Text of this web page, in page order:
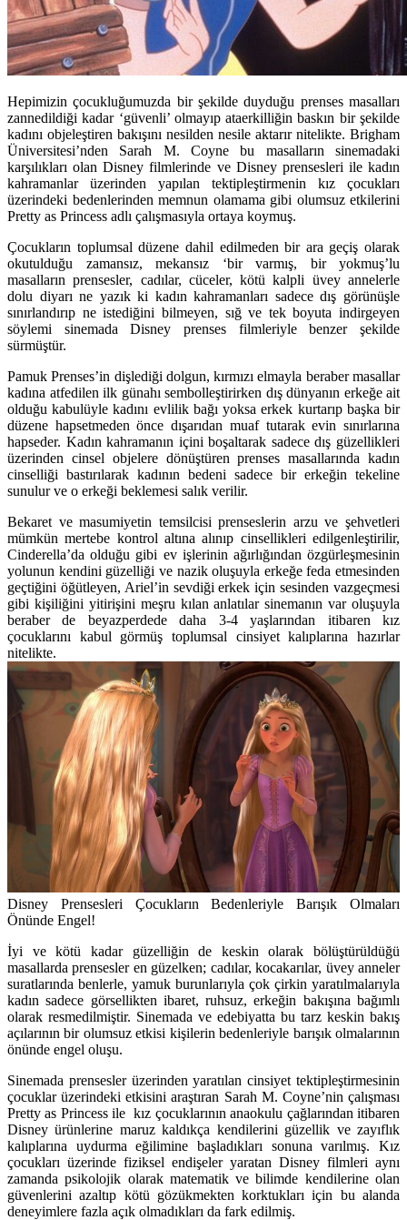
Hepimizin çocukluğumuzda bir şekilde duyduğu prenses masalları
zannedildiği kadar ‘güvenli’ olmayıp ataerkilliğin baskın bir şekilde
kadını objeleştiren bakışını nesilden nesile aktarır nitelikte. Brigham
Üniversitesi’nden Sarah M. Coyne bu masalların sinemadaki
karşılıkları olan Disney filmlerinde ve Disney prensesleri ile kadın
kahramanlar üzerinden yapılan tektipleştirmenin kız çocukları
üzerindeki bedenlerinden memnun olamama gibi olumsuz etkilerini
Pretty as Princess adlı çalışmasıyla ortaya koymuş.
Çocukların toplumsal düzene dahil edilmeden bir ara geçiş olarak
okutulduğu zamansız, mekansız ‘bir varmış, bir yokmuş’lu
masalların prensesler, cadılar, cüceler, kötü kalpli üvey annelerle
dolu diyarı ne yazık ki kadın kahramanları sadece dış görünüşle
sınırlandırıp ne istediğini bilmeyen, sığ ve tek boyuta indirgeyen
söylemi sinemada Disney prenses filmleriyle benzer şekilde
sürmüştür.
Pamuk Prenses’in dişlediği dolgun, kırmızı elmayla beraber masallar
kadına atfedilen ilk günahı sembolleştirirken dış dünyanın erkeğe ait
olduğu kabulüyle kadını evlilik bağı yoksa erkek kurtarıp başka bir
düzene hapsetmeden önce dışarıdan muaf tutarak evin sınırlarına
hapseder. Kadın kahramanın içini boşaltarak sadece dış güzellikleri
üzerinden cinsel objelere dönüştüren prenses masallarında kadın
cinselliği bastırılarak kadının bedeni sadece bir erkeğin tekeline
sunulur ve o erkeği beklemesi salık verilir.
Bekaret ve masumiyetin temsilcisi prenseslerin arzu ve şehvetleri
mümkün mertebe kontrol altına alınıp cinsellikleri edilgenleştirilir,
Cinderella’da olduğu gibi ev işlerinin ağırlığından özgürleşmesinin
yolunun kendini güzelliği ve nazik oluşuyla erkeğe feda etmesinden
geçtiğini öğütleyen, Ariel’in sevdiği erkek için sesinden vazgeçmesi
gibi kişiliğini yitirişini meşru kılan anlatılar sinemanın var oluşuyla
beraber de beyazperdede daha 3-4 yaşlarından itibaren kız
çocuklarını kabul görmüş toplumsal cinsiyet kalıplarına hazırlar
nitelikte.
Disney Prensesleri Çocukların Bedenleriyle Barışık Olmaları
Önünde Engel!
İyi ve kötü kadar güzelliğin de keskin olarak bölüştürüldüğü
masallarda prensesler en güzelken; cadılar, kocakarılar, üvey anneler
suratlarında benlerle, yamuk burunlarıyla çok çirkin yaratılmalarıyla
kadın sadece görsellikten ibaret, ruhsuz, erkeğin bakışına bağımlı
olarak resmedilmiştir. Sinemada ve edebiyatta bu tarz keskin bakış
açılarının bir olumsuz etkisi kişilerin bedenleriyle barışık olmalarının
önünde engel oluşu.
Sinemada prensesler üzerinden yaratılan cinsiyet tektipleştirmesinin
çocuklar üzerindeki etkisini araştıran Sarah M. Coyne’nin çalışması
Pretty as Princess ile kız çocuklarının anaokulu çağlarından itibaren
Disney ürünlerine maruz kaldıkça kendilerini güzellik ve zayıflık
kalıplarına uydurma eğilimine başladıkları sonuna varılmış. Kız
çocukları üzerinde fiziksel endişeler yaratan Disney filmleri aynı
zamanda psikolojik olarak matematik ve bilimde kendilerine olan
güvenlerini azaltıp kötü gözükmekten korktukları için bu alanda
deneyimlere fazla açık olmadıkları da fark edilmiş.